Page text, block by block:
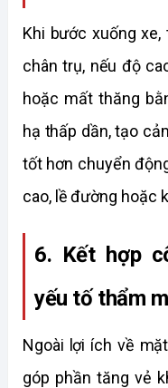
Khi bước xuống
chân trụ, nếu độ
hoặc mất thăng
hạ thấp dần, tạo
tốt hơn chuyển
cao, lề đường hoặc
6. Kết hợp
yếu tố thẩm
Ngoài lợi ích về
góp phần tăng vẻ